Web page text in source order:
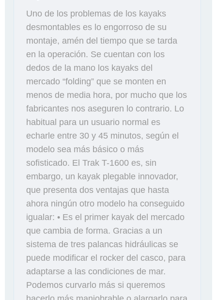
Uno de los problemas de los kayaks
desmontables es lo engorroso de su
montaje, amén del tiempo que se tarda
en la operación. Se cuentan con los
dedos de la mano los kayaks del
mercado “folding” que se monten en
menos de media hora, por mucho que los
fabricantes nos aseguren lo contrario. Lo
habitual para un usuario normal es
echarle entre 30 y 45 minutos, según el
modelo sea más básico o más
sofisticado. El Trak T-1600 es, sin
embargo, un kayak plegable innovador,
que presenta dos ventajas que hasta
ahora ningún otro modelo ha conseguido
igualar: • Es el primer kayak del mercado
que cambia de forma. Gracias a un
sistema de tres palancas hidráulicas se
puede modificar el rocker del casco, para
adaptarse a las condiciones de mar.
Podemos curvarlo más si queremos